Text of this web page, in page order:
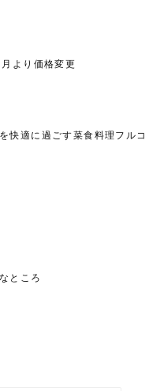
より価格変更
快適に過ごす菜食料理フルコ
ところ